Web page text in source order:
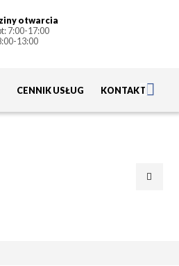
otwarcia
7:00-17:00
13:00
CENNIK USŁUG KONTAKT